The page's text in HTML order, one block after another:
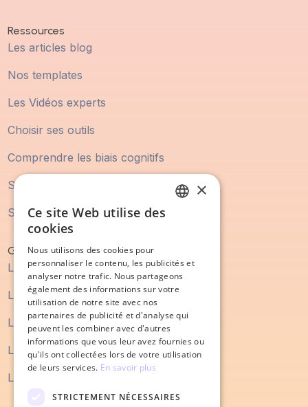
Ressources
Les articles blog
Nos templates
Les Vidéos experts
Choisir ses outils
Comprendre les biais cognitifs
Statistique Marketing
Statistique Vente
Guide
Le guide du marketing digital
Le guide du SEO
Le guide du content marketing
Le guide du processus de vente
Le guide de la refonte de site internet
×
Ce site Web utilise des
cookies
Nous utilisons des cookies pour
personnaliser le contenu, les publicités et
analyser notre trafic. Nous partageons
également des informations sur votre
utilisation de notre site avec nos
partenaires de publicité et d'analyse qui
peuvent les combiner avec d'autres
informations que vous leur avez fournies ou
qu'ils ont collectées lors de votre utilisation
de leurs services. En savoir plus
STRICTEMENT NÉCESSAIRES